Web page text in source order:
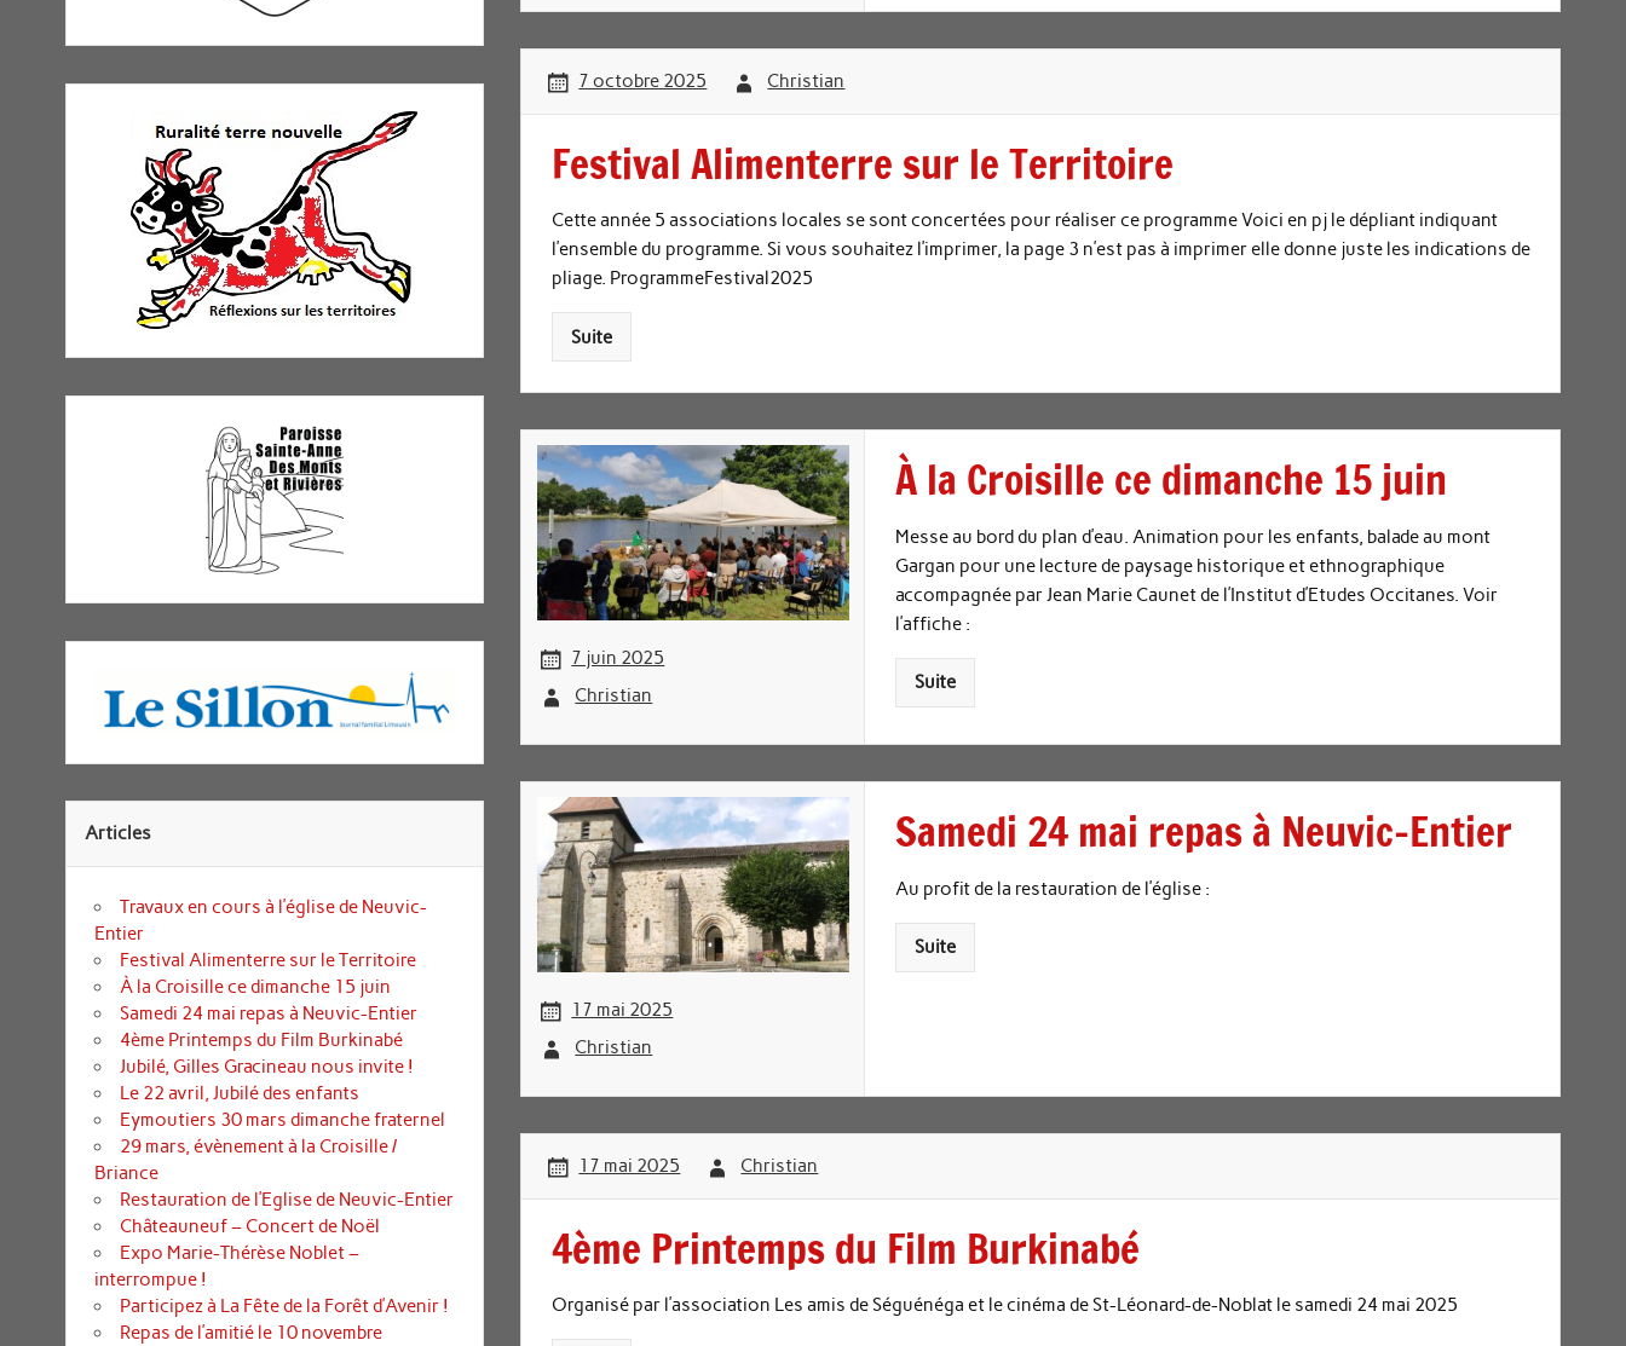
7 octobre 2025 Christian
Festival Alimenterre sur le Territoire
Cette année 5 associations locales se sont concertées pour réaliser ce programme Voici en pj le dépliant indiquant
l’ensemble du programme. Si vous souhaitez l’imprimer, la page 3 n’est pas à imprimer elle donne juste les indications de
pliage. ProgrammeFestival2025
Suite
7 juin 2025
Christian
À la Croisille ce dimanche 15 juin
Messe au bord du plan d’eau. Animation pour les enfants, balade au mont
Gargan pour une lecture de paysage historique et ethnographique
accompagnée par Jean Marie Caunet de l’Institut d’Etudes Occitanes. Voir
l’affiche :
Suite
17 mai 2025
Christian
Samedi 24 mai repas à Neuvic-Entier
Au profit de la restauration de l’église :
Suite
17 mai 2025 Christian
4ème Printemps du Film Burkinabé
Organisé par l’association Les amis de Séguénéga et le cinéma de St-Léonard-de-Noblat le samedi 24 mai 2025
Articles
Travaux en cours à l’église de Neuvic-
Entier
Festival Alimenterre sur le Territoire
À la Croisille ce dimanche 15 juin
Samedi 24 mai repas à Neuvic-Entier
4ème Printemps du Film Burkinabé
Jubilé, Gilles Gracineau nous invite !
Le 22 avril, Jubilé des enfants
Eymoutiers 30 mars dimanche fraternel
29 mars, évènement à la Croisille /
Briance
Restauration de l’Eglise de Neuvic-Entier
Châteauneuf – Concert de Noël
Expo Marie-Thérèse Noblet –
interrompue !
Participez à La Fête de la Forêt d’Avenir !
Repas de l’amitié le 10 novembre